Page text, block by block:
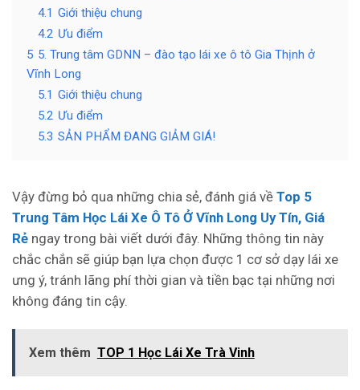
4.1 Giới thiệu chung
4.2 Ưu điểm
5 5. Trung tâm GDNN – đào tạo lái xe ô tô Gia Thịnh ở
Vĩnh Long
5.1 Giới thiệu chung
5.2 Ưu điểm
5.3 SẢN PHẨM ĐANG GIẢM GIÁ!
Vậy đừng bỏ qua những chia sẻ, đánh giá về Top 5
Trung Tâm Học Lái Xe Ô Tô Ở Vĩnh Long Uy Tín, Giá
Rẻ ngay trong bài viết dưới đây. Những thông tin này
chắc chắn sẽ giúp bạn lựa chọn được 1 cơ sở dạy lái xe
ưng ý, tránh lãng phí thời gian và tiền bạc tại những nơi
không đáng tin cậy.
Xem thêm TOP 1 Học Lái Xe Trà Vinh